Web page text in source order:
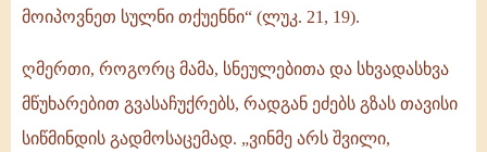
მოიპოვნეთ სულნი თქუენნი“ (ლუკ. 21, 19).
ღმერთი, როგორც მამა, სნეულებითა და სხვადასხვა
მწუხარებით გვასაჩუქრებს, რადგან ეძებს გზას თავისი
სიწმინდის გადმოსაცემად. „ვინმე არს შვილი,